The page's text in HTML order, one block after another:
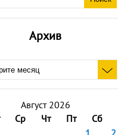
Архив
Август 2026
Ср Чт Пт Сб
1
2